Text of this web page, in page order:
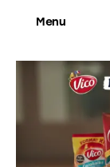
Menu